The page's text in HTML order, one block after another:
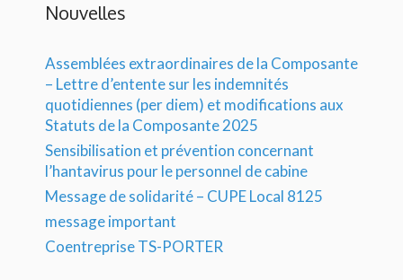
Nouvelles
Assemblées extraordinaires de la Composante
– Lettre d’entente sur les indemnités
quotidiennes (per diem) et modifications aux
Statuts de la Composante 2025
Sensibilisation et prévention concernant
l’hantavirus pour le personnel de cabine
Message de solidarité – CUPE Local 8125
message important
Coentreprise TS-PORTER